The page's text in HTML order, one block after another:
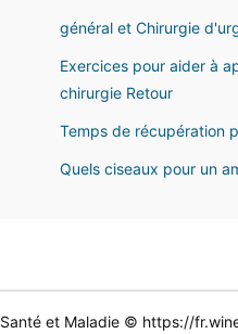
général et Chirurgie
Exercices pour aider à
chirurgie Retour
Temps de récupération
Quels ciseaux pour un
Santé et Maladie © https://